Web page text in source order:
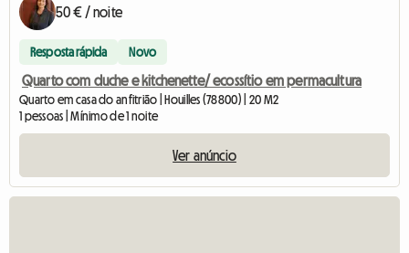
50 € / noite
Resposta rápida Novo
Quarto com duche e kitchenette/ ecossítio em permacultura
Quarto em casa do anfitrião | Houilles (78800) | 20 M2
1 pessoas | Mínimo de 1 noite
Ver anúncio